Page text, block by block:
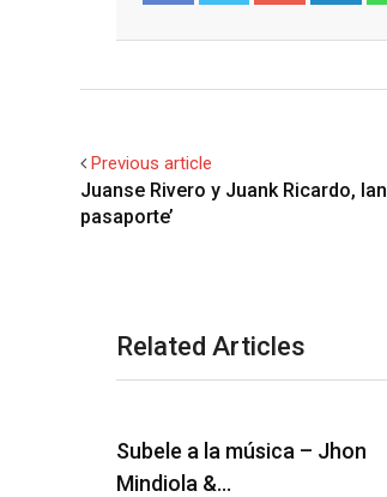
Previous article
Juanse Rivero y Juank Ricardo,
pasaporte’
Related Articles
Subele a la música – Jhon
Mindiola &…